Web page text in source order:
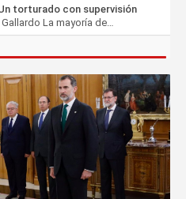
torturado con supervisión
La mayoría de…